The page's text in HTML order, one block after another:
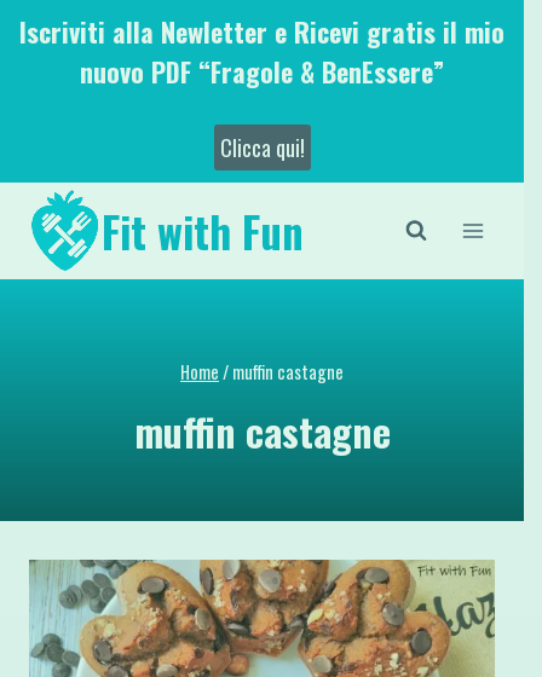
SaltaIscriviti alla Newletter e Ricevi gratis il mio
nuovo PDF “Fragole & BenEssere”
Clicca qui!
Fit with Fun
Home/muffin castagne
muffin castagne